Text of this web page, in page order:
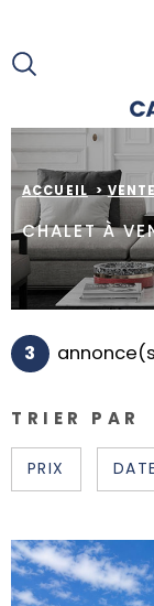
lamenu
contenu
ACCUEIL VENTE
CHALET À
3
TRIER PAR
PRIX DATE